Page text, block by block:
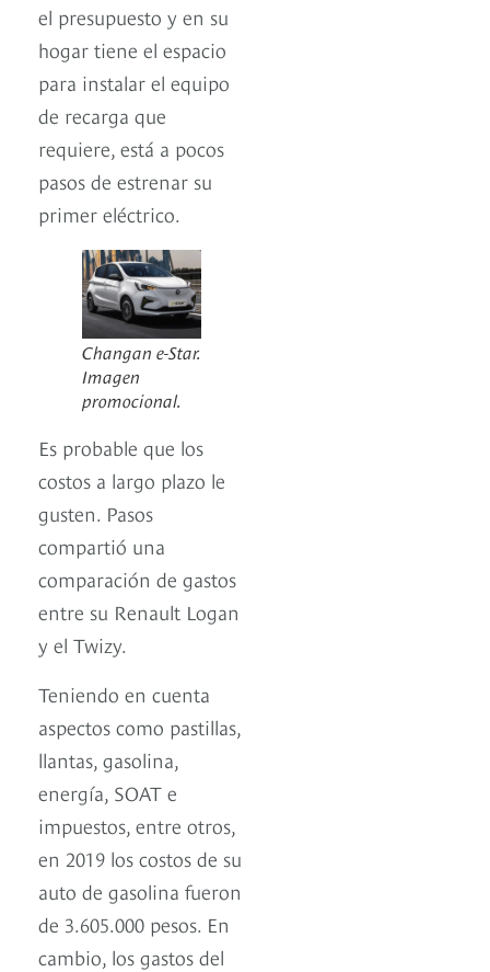
el presupuesto y en su
hogar tiene el espacio
para instalar el equipo
de recarga que
requiere, está a pocos
pasos de estrenar su
primer eléctrico.
Changan e-Star.
Imagen
promocional.
Es probable que los
costos a largo plazo le
gusten. Pasos
compartió una
comparación de gastos
entre su Renault Logan
y el Twizy.
Teniendo en cuenta
aspectos como pastillas,
llantas, gasolina,
energía, SOAT e
impuestos, entre otros,
en 2019 los costos de su
auto de gasolina fueron
de 3.605.000 pesos. En
cambio, los gastos del